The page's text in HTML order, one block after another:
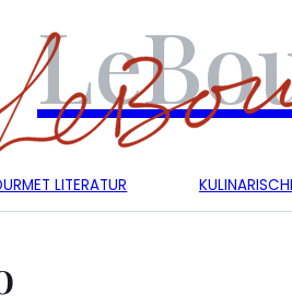
LITERATUR